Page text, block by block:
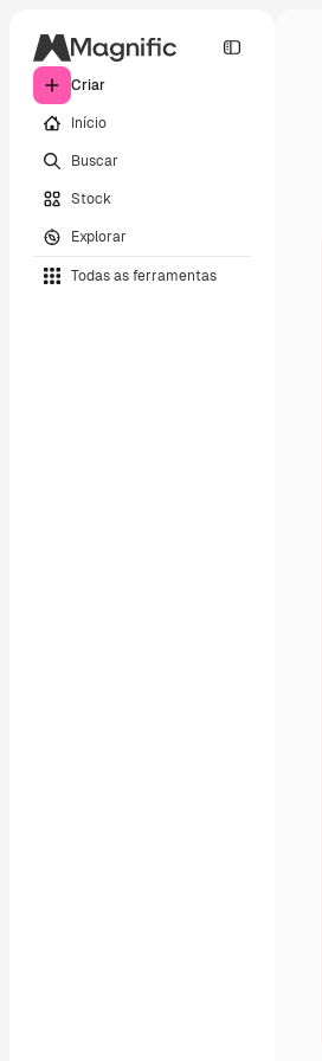
Criar
Início
Buscar
Stock
Explorar
Todas as ferramentas